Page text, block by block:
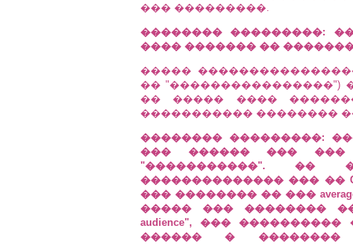
��� ���������.
�������� ���������:
���� ������� ��
�����
�� "����������������")
�� ����� ����
����������� �������� ���
�������� ���������:
��� ������ ��� ���
"�����������". ��
�������������� ��� ��
��� �������� �� ���
����� ��� ��������
audience", ���
������ �